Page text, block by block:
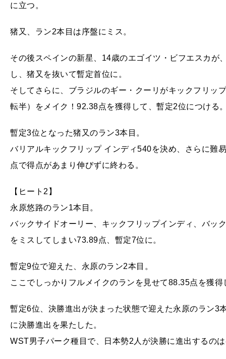
に立つ。
猪又、ラン2本目は序盤にミス。
その後スペインの新星、14歳のエゴイツ・ビフエスカ
し、猪又を抜いて暫定首位に。
そしてさらに、ブラジルのギー・クーリがキックフリッ
転半）をメイク！92.38点を獲得して、暫定2位につける
暫定3位となった猪又のラン3本目。
バリアルキックフリップ インディ540を決め、さらに難
点で得点があまり伸びずに終わる。
【ヒート2】
永原悠路のラン1本目。
バックサイドオーリー、キックフリップインディ、バッ
をミスしてしまい73.89点、暫定7位に。
暫定9位で迎えた、永原のラン2本目。
ここでしっかりフルメイクのランを見せて88.35点を獲
暫定6位、決勝進出が決まった状態で迎えた永原のラン3
に決勝進出を果たした。
WST男子パーク種目で、日本勢2人が決勝に進出するの